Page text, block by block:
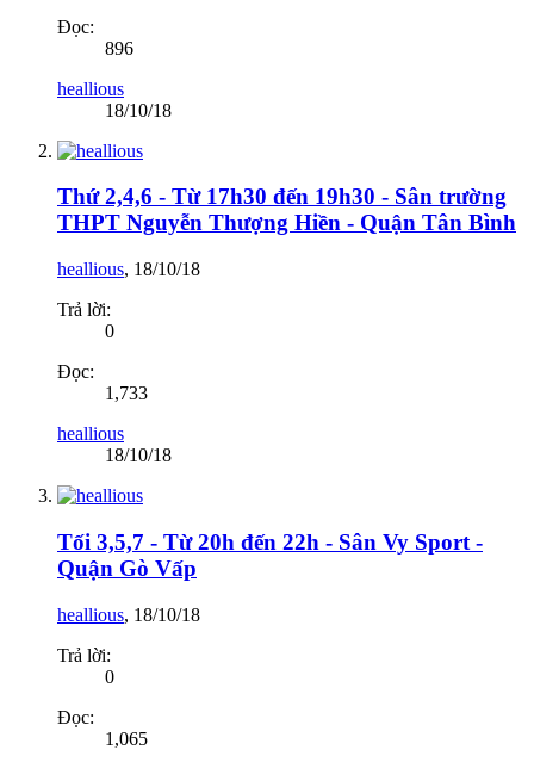
Đọc:
896
heallious
18/10/18
Thứ 2,4,6 - Từ 17h30 đến 19h30 - Sân trường
THPT Nguyễn Thượng Hiền - Quận Tân Bình
heallious, 18/10/18
Trả lời:
0
Đọc:
1,733
heallious
18/10/18
Tối 3,5,7 - Từ 20h đến 22h - Sân Vy Sport -
Quận Gò Vấp
heallious, 18/10/18
Trả lời:
0
Đọc:
1,065